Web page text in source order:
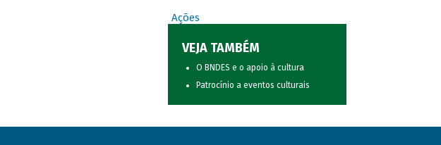
Ações
VEJA TAMBÉM
O BNDES e o apoio à cultura
Patrocínio a eventos culturais